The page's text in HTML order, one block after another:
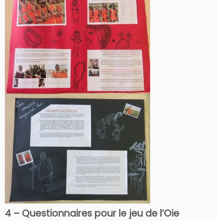
4 – Questionnaires pour le jeu de l’Oie